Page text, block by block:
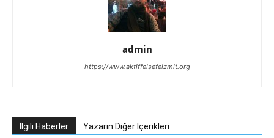
admin
https://www.aktiffelsefeizmit.org
İlgili Haberler Yazarın Diğer İçerikleri